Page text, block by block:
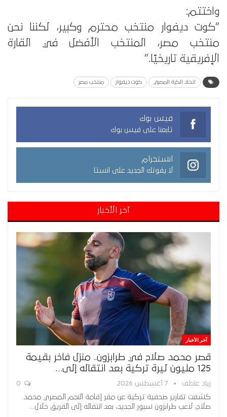
واختتم:
“كوت ديفوار منتخب محترم وكبير، لكننا نحن
منتخب مصر، المنتخب الأفضل في القارة
الإفريقية تاريخيًا.”
اتحاد الكرة المصري كوت ديفوار منتخب مصر
فيس بوك
تابعنا على فيس بوك
انستجرام
لا يفوتك الجديد على انستا
آخر الأخبار
آخر الأخبار
قصر محمد صلاح في طرابزون.. منزل فاخر بقيمة
125 مليون ليرة تركية بعد انتقاله إلى…
زياد عاطف 7 أغسطس 2026
كشفت تقارير صحفية تركية عن مقر إقامة النجم المصري محمد
صلاح، لاعب طرابزون سبور الجديد، بعد انتقاله إلى الفريق خلال…